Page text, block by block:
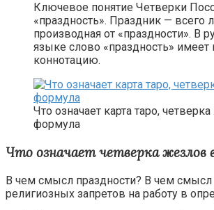
Ключевое понятие Четверки
«праздность». Праздник — всего
производная от «праздности». В
языке слово «праздность» имеет
коннотацию.
Что означает карта таро,
формула
Что означает четверка жезлов
В чем смысл праздности? В чем
религиозных запретов на работу в